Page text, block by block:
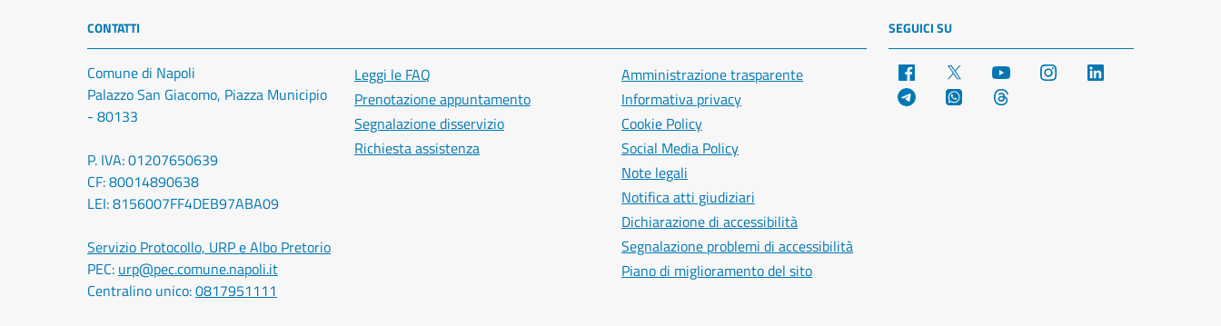
CONTATTI
Comune di Napoli
Palazzo San Giacomo, Piazza Municipio
- 80133
P. IVA: 01207650639
CF: 80014890638
LEI: 8156007FF4DEB97ABA09
Servizio Protocollo, URP e Albo Pretorio
PEC: urp@pec.comune.napoli.it
Centralino unico:0817951111
Leggi le FAQ
Prenotazione appuntamento
Segnalazione disservizio
Richiesta assistenza
Amministrazione trasparente
Informativa privacy
Cookie Policy
Social Media Policy
Note legali
Notifica atti giudiziari
Dichiarazione di accessibilità
Segnalazione problemi di accessibilità
Piano di miglioramento del sito
SEGUICI SU
Facebook YouTube Instagram
Telegram WhatsApp